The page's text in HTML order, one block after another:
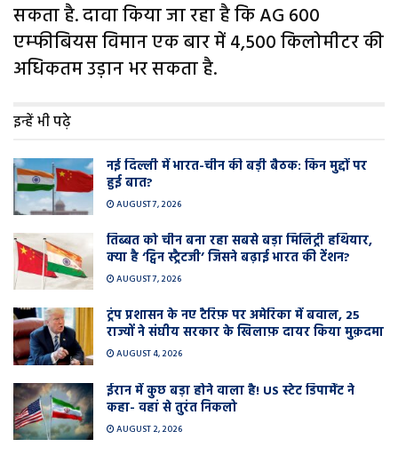
सकता है. दावा किया जा रहा है कि AG 600
एम्फीबियस विमान एक बार में 4,500 किलोमीटर की
अधिकतम उड़ान भर सकता है.
इन्हें भी पढ़े
नई दिल्ली में भारत-चीन की बड़ी बैठक: किन मुद्दों पर
हुई बात?
AUGUST 7, 2026
तिब्बत को चीन बना रहा सबसे बड़ा मिलिट्री हथियार,
क्या है ‘ट्विन स्ट्रैटजी’ जिसने बढ़ाई भारत की टेंशन?
AUGUST 7, 2026
ट्रंप प्रशासन के नए टैरिफ़ पर अमेरिका में बवाल, 25
राज्यों ने संघीय सरकार के खिलाफ़ दायर किया मुक़दमा
AUGUST 4, 2026
ईरान में कुछ बड़ा होने वाला है! US स्टेट डिपार्मेंट ने
कहा- वहां से तुरंत निकलो
AUGUST 2, 2026